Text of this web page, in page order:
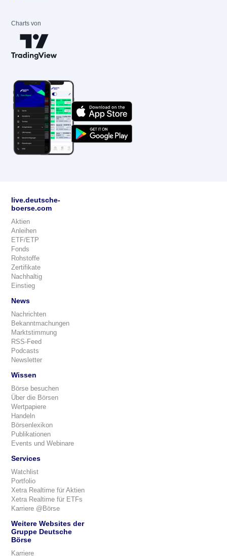
Charts von
live.deutsche-
boerse.com
Aktien
Anleihen
ETF/ETP
Fonds
Rohstoffe
Zertifikate
Nachhaltig
Einstieg
News
Nachrichten
Bekanntmachungen
Marktstimmung
RSS-Feed
Podcasts
Newsletter
Wissen
Börse besuchen
Über die Börsen
Wertpapiere
Handeln
Börsenlexikon
Publikationen
Events und Webinare
Services
Watchlist
Portfolio
Xetra Realtime für Aktien
Xetra Realtime für ETFs
Karriere @Börse
Weitere Websites der
Gruppe Deutsche
Börse
Karriere